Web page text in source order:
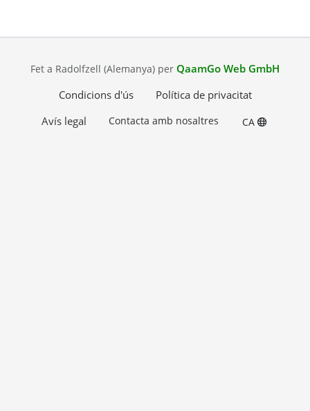
Fet a Radolfzell (Alemanya) per QaamGo Web GmbH
Condicions d'ús
Política de privacitat
Avís legal
Contacta amb nosaltres CA